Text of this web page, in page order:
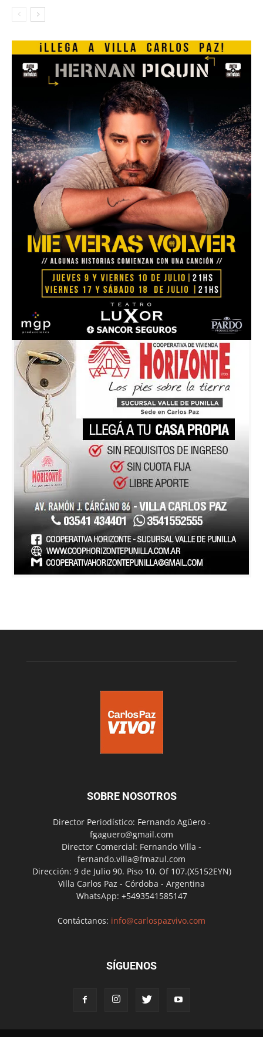
SOBRE NOSOTROS
Director Periodístico: Fernando Agüero -
fgaguero@gmail.com
Director Comercial: Fernando Villa -
fernando.villa@fmazul.com
Dirección: 9 de Julio 90. Piso 10. Of 107.(X5152EYN)
Villa Carlos Paz - Córdoba - Argentina
WhatsApp: +5493541585147
Contáctanos: info@carlospazvivo.com
SÍGUENOS